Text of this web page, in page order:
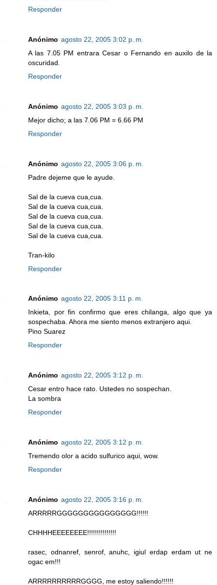
Responder
Anónimo agosto 22, 2005 3:02 p. m.
A las 7.05 PM entrara Cesar o Fernando en auxilo de la
oscuridad.
Responder
Anónimo agosto 22, 2005 3:03 p. m.
Mejor dicho; a las 7.06 PM = 6.66 PM
Responder
Anónimo agosto 22, 2005 3:06 p. m.
Padre dejeme que le ayude.
Sal de la cueva cua,cua.
Sal de la cueva cua,cua.
Sal de la cueva cua,cua.
Sal de la cueva cua,cua.
Sal de la cueva cua,cua.
Tran-kilo
Responder
Anónimo agosto 22, 2005 3:11 p. m.
Inkieta, por fin confirmo que eres chilanga, algo que ya
sospechaba. Ahora me siento menos extranjero aqui.
Pino Suarez
Responder
Anónimo agosto 22, 2005 3:12 p. m.
Cesar entro hace rato. Ustedes no sospechan.
La sombra
Responder
Anónimo agosto 22, 2005 3:12 p. m.
Tremendo olor a acido sulfurico aqui, wow.
Responder
Anónimo agosto 22, 2005 3:16 p. m.
ARRRRRGGGGGGGGGGGGGGG!!!!!!
CHHHHEEEEEEEE!!!!!!!!!!!!!!!
rasec, odnanref, senrof, anuhc, igiul erdap erdam ut ne
ogac em!!!
ARRRRRRRRRRGGGG, me estoy saliendo!!!!!!